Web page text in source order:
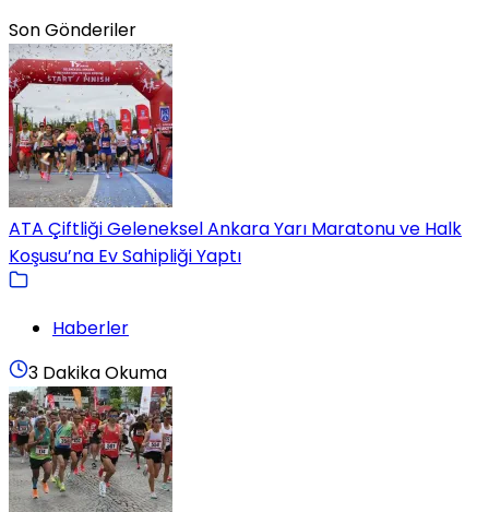
Son Gönderiler
ATA Çiftliği Geleneksel Ankara Yarı Maratonu ve Halk
Koşusu’na Ev Sahipliği Yaptı
Haberler
3 Dakika Okuma